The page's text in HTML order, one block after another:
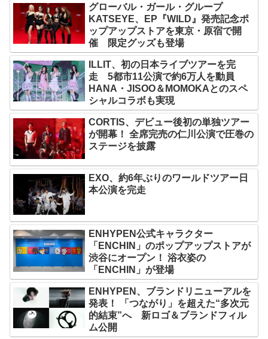
グローバル・ガール・グループ
KATSEYE、EP『WILD』発売記念ポ
ップアップストアを東京・原宿で開
催 限定グッズも登場
ILLIT、初の日本ライブツアーを完
走 5都市11公演で約6万人を動員
HANA・JISOO＆MOMOKAとのスペ
シャルコラボも実現
CORTIS、デビュー後初の単独ツアー
が開幕！ 全席完売の仁川公演で圧巻の
ステージを披露
EXO、約6年ぶりのワールドツアー日
本公演を完走
ENHYPEN公式キャラクター
「ENCHIN」のポップアップストアが
渋谷にオープン！ 浴衣姿の
「ENCHIN」が登場
ENHYPEN、ブランドリニューアルを
発表！ 「つながり」を超えた“多次元
的結束”へ 新ロゴ＆ブランドフィル
ム公開